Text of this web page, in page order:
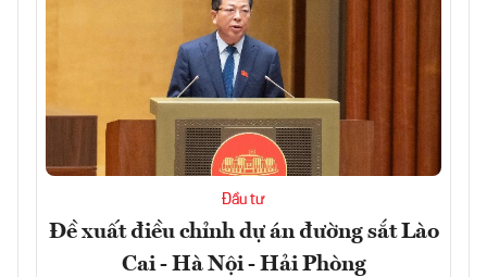
Đầu tư
Đề xuất điều chỉnh dự án đường sắt Lào
Cai - Hà Nội - Hải Phòng